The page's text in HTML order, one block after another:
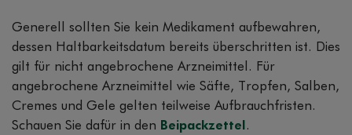
Generell sollten Sie kein Medikament aufbewahren,
dessen Haltbarkeitsdatum bereits überschritten ist. Dies
gilt für nicht angebrochene Arzneimittel. Für
angebrochene Arzneimittel wie Säfte, Tropfen, Salben,
Cremes und Gele gelten teilweise Aufbrauchfristen.
Schauen Sie dafür in den Beipackzettel .